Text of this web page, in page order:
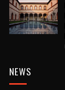
NEWS